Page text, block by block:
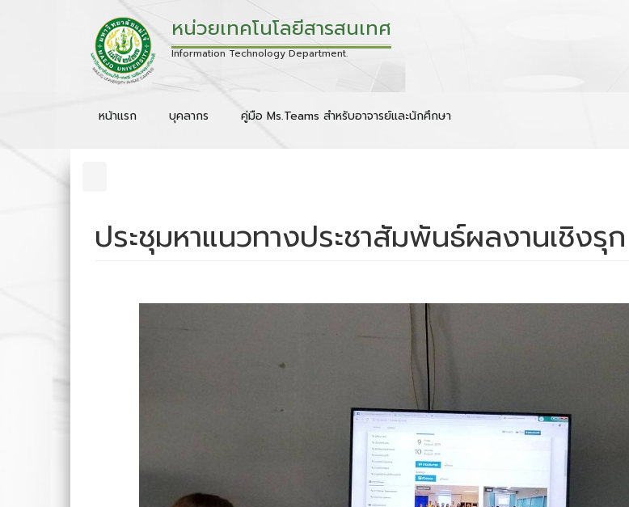
หน่วยเทคโนโลยีสารสนเทศ
Information Technology Department.
หน้าแรก บุคลากร คู่มือ Ms.Teams สำหรับอาจารย์และนักศึกษา
ประชุมหาแนวทางประชาสัมพันธ์ผลงานเชิงรุก